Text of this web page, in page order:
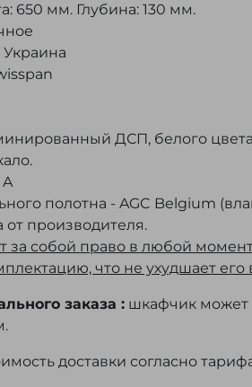
650 мм. Глубина: 130 мм.
Украина
ДСП, белого
полотна - AGC Belgium
от производителя.
за собой право в любой
что не ухудшает
заказа : шкафчик может
доставки согласно